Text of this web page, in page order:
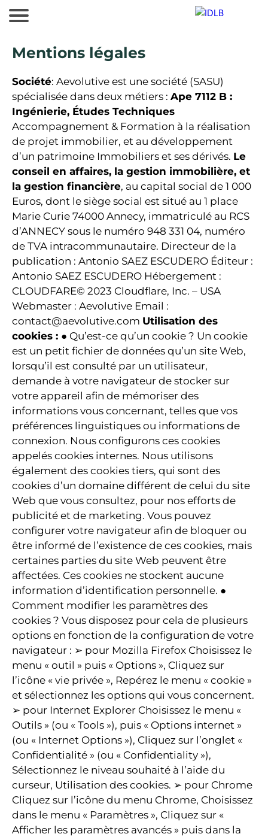
Mentions légales
Société: Aevolutive est une société (SASU)
spécialisée dans deux métiers : Ape 7112 B :
Ingénierie, Études Techniques
Accompagnement & Formation à la réalisation
de projet immobilier, et au développement
d’un patrimoine Immobiliers et ses dérivés. Le
conseil en affaires, la gestion immobilière, et
la gestion financière, au capital social de 1 000
Euros, dont le siège social est situé au 1 place
Marie Curie 74000 Annecy, immatriculé au RCS
d’ANNECY sous le numéro 948 331 04, numéro
de TVA intracommunautaire. Directeur de la
publication : Antonio SAEZ ESCUDERO Éditeur :
Antonio SAEZ ESCUDERO Hébergement :
CLOUDFARE© 2023 Cloudflare, Inc. – USA
Webmaster : Aevolutive Email :
contact@aevolutive.com Utilisation des
cookies : ● Qu’est-ce qu’un cookie ? Un cookie
est un petit fichier de données qu’un site Web,
lorsqu’il est consulté par un utilisateur,
demande à votre navigateur de stocker sur
votre appareil afin de mémoriser des
informations vous concernant, telles que vos
préférences linguistiques ou informations de
connexion. Nous configurons ces cookies
appelés cookies internes. Nous utilisons
également des cookies tiers, qui sont des
cookies d’un domaine différent de celui du site
Web que vous consultez, pour nos efforts de
publicité et de marketing. Vous pouvez
configurer votre navigateur afin de bloquer ou
être informé de l’existence de ces cookies, mais
certaines parties du site Web peuvent être
affectées. Ces cookies ne stockent aucune
information d’identification personnelle. ●
Comment modifier les paramètres des
cookies ? Vous disposez pour cela de plusieurs
options en fonction de la configuration de votre
navigateur : ➢ pour Mozilla Firefox Choisissez le
menu « outil » puis « Options », Cliquez sur
l’icône « vie privée », Repérez le menu « cookie »
et sélectionnez les options qui vous concernent.
➢ pour Internet Explorer Choisissez le menu «
Outils » (ou « Tools »), puis « Options internet »
(ou « Internet Options »), Cliquez sur l’onglet «
Confidentialité » (ou « Confidentiality »),
Sélectionnez le niveau souhaité à l’aide du
curseur, Utilisation des cookies. ➢ pour Chrome
Cliquez sur l’icône du menu Chrome, Choisissez
dans le menu « Paramètres », Cliquez sur «
Afficher les paramètres avancés » puis dans la